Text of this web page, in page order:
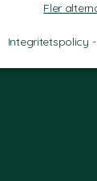
Fler
Integritetspolicy -